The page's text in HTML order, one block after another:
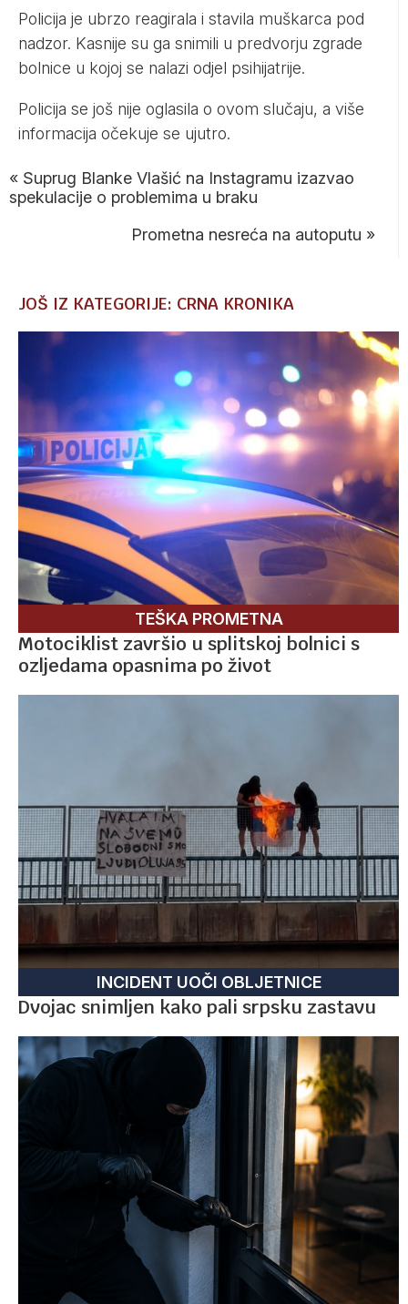
Policija je ubrzo reagirala i stavila muškarca pod
nadzor. Kasnije su ga snimili u predvorju zgrade
bolnice u kojoj se nalazi odjel psihijatrije.
Policija se još nije oglasila o ovom slučaju, a više
informacija očekuje se ujutro.
« Suprug Blanke Vlašić na Instagramu izazvao
spekulacije o problemima u braku
Prometna nesreća na autoputu »
JOŠ IZ KATEGORIJE: CRNA KRONIKA
TEŠKA PROMETNA
Motociklist završio u splitskoj bolnici s
ozljedama opasnima po život
INCIDENT UOČI OBLJETNICE
Dvojac snimljen kako pali srpsku zastavu